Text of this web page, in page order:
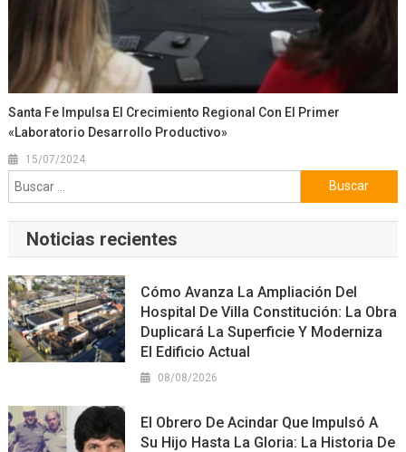
Santa Fe Impulsa El Crecimiento Regional Con El Primer
«Laboratorio Desarrollo Productivo»
15/07/2024
Buscar:
Noticias recientes
Cómo Avanza La Ampliación Del
Hospital De Villa Constitución: La Obra
Duplicará La Superficie Y Moderniza
El Edificio Actual
08/08/2026
El Obrero De Acindar Que Impulsó A
Su Hijo Hasta La Gloria: La Historia De